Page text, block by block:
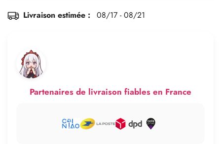
Livraison estimée : 08/17 - 08/21
Partenaires de livraison fiables en France